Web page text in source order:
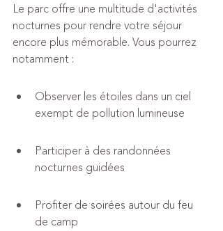
Le parc offre une multitude d'activités
nocturnes pour rendre votre séjour
encore plus mémorable. Vous pourrez
notamment :
Observer les étoiles dans un ciel
exempt de pollution lumineuse
Participer à des randonnées
nocturnes guidées
Profiter de soirées autour du feu
de camp